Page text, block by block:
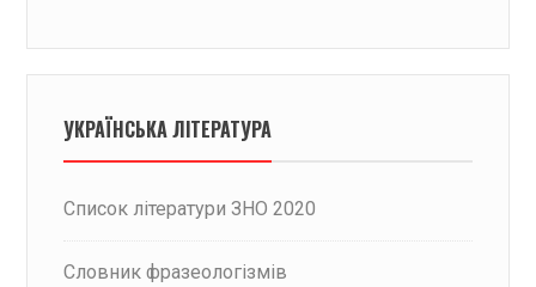
УКРАЇНСЬКА ЛІТЕРАТУРА
Список літератури ЗНО 2020
Словник фразеологізмів